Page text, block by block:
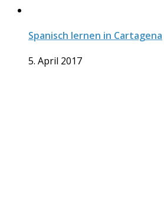
Spanisch lernen in Cartagena
5. April 2017